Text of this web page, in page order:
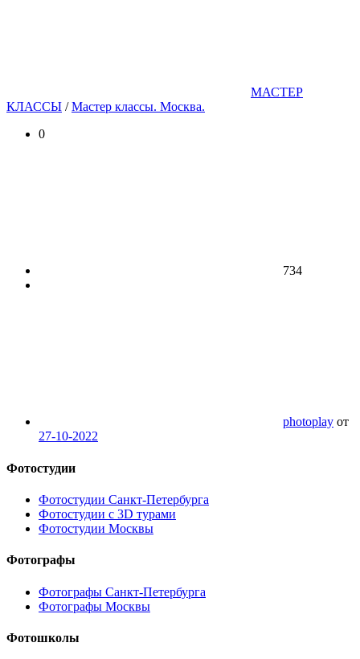
МАСТЕР
КЛАССЫ /Мастер классы. Москва.
0
734
photoplay от
27-10-2022
Фотостудии
Фотостудии Санкт-Петербурга
Фотостудии с 3D турами
Фотостудии Москвы
Фотографы
Фотографы Санкт-Петербурга
Фотографы Москвы
Фотошколы